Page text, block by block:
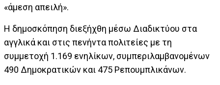
«άμεση απειλή».
Η δημοσκόπηση διεξήχθη μέσω Διαδικτύου στα
αγγλικά και στις πενήντα πολιτείες με τη
συμμετοχή 1.169 ενηλίκων, συμπεριλαμβανομένων
490 Δημοκρατικών και 475 Ρεπουμπλικάνων.